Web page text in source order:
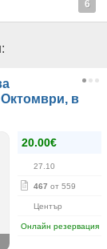
6
в
20.00€
27.10
467 от 559
Център
Онлайн резервация